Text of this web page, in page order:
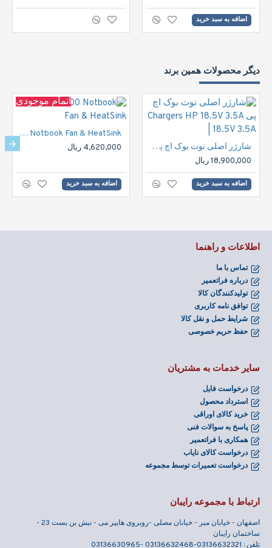
اضافه به سبد خرید
دیگر محصولات همین برند
شارژر اصلی نوت بوک اچ پی Chargers HP 18.5V 3.5A | 18.5V 3.5A
18,900,000 ریال
اضافه به سبد خرید
اتمام موجودی
HP DV6000 Notbook Fan & HeatSink
4,620,000 ریال
اضافه به سبد خرید
اطلاعات و راهنما
تماس با ما
درباره فراتعمیر
تولیدکنندگان کالا
توافق نامه کاربری
شرایط حمل و نقل کالا
حفظ حریم خصوصی
سایر خدمات به مشتریان
درخواست فایل
استرداد محصول
خرید کالای اوراقی
پاسخ به سوالات فنی
همکاری با فراتعمیر
درخواست کالای نایاب
درخواست تعمیرات توسط مجموعه
ارتباط با مجموعه رایبان
اصفهان - خیابان میر - خیابان مصلی -روبروی هایپر می - نبش بن بست 23 -
ساختمان رایبان
تلفن : 03136632321-03136632468 -03136630965